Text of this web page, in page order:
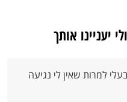
יעניינו אותך
למרות שאין לי נגיעה